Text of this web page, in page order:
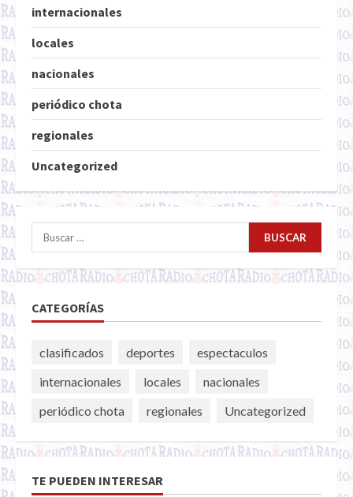
internacionales
locales
nacionales
periódico chota
regionales
Uncategorized
Buscar:
CATEGORÍAS
clasificados deportes
espectaculos
internacionales
locales
nacionales
periódico chota
regionales Uncategorized
TE PUEDEN INTERESAR